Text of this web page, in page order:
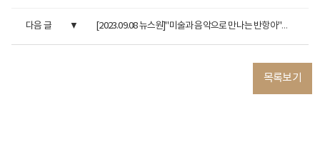
다음 글 [2023.09.08 뉴스원]"미술과 음악으로 만나는 반항아"…'에곤 ...
목록보기